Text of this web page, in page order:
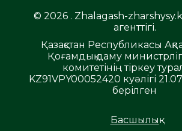
© 2026 . Zhalagash-zharshysy.kz
агенттігі.
Қазақстан Республикасы
Қоғамдық даму
комитетінің тіркеу
KZ91VPY00052420 куәлігі
берілген
Басшылық